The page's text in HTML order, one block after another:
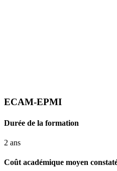
ECAM-EPMI
Durée de la formation
2 ans
Coût académique moyen